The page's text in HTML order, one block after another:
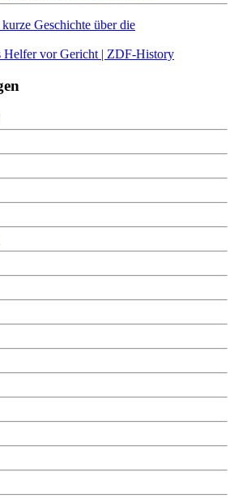
Geschichte über die
Helfer vor Gericht | ZDF-History